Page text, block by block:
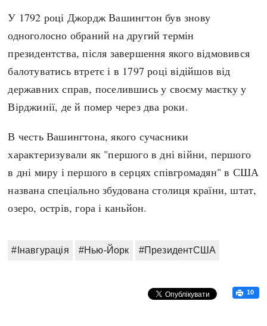
У 1792 році Джордж Вашингтон був знову
одноголосно обраний на другий термін
президентства, після завершення якого відмовився
балотуватись втретє і в 1797 році відійшов від
державних справ, поселившись у своєму маєтку у
Вірджинії, де й помер через два роки.
В честь Вашингтона, якого сучасники
характеризували як "першого в дні війни, першого
в дні миру і першого в серцях співгромадян" в США
названа спеціально збудована столиця країни, штат,
озеро, острів, гора і каньйон.
#Інавгурація #Нью-Йорк #ПрезидентСША
10